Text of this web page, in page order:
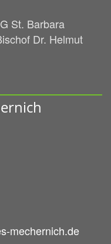
St. Barbara
Dr. Helmut
mechernich.de